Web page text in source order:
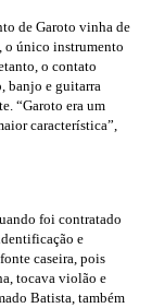
de Garoto vinha de
o único instrumento
o contato
banjo e guitarra
“Garoto era um
característica”,
foi contratado
e
caseira, pois
tocava violão e
Batista, também